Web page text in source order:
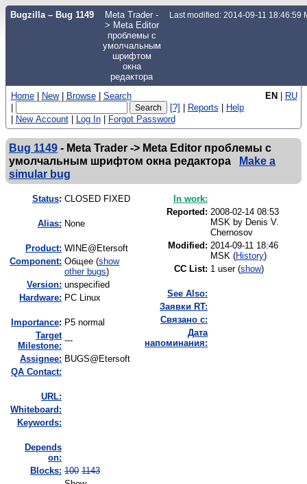
Bugzilla – Bug 1149
Meta Trader -
> Meta Editor
проблемы с
умолчальным
шрифтом
окна
редактора
Last modified: 2014-09-11 18:46:59
EN | RU
Home | New | Browse | Search
|
[?] | Reports | Help
| New Account | Log In | Forgot Password
Bug 1149 - Meta Trader -> Meta Editor проблемы с
умолчальным шрифтом окна редактора
Make a
simular bug
Status: CLOSED FIXED
Alias: None
Product: WINE@Etersoft
Component: Общее (show
other bugs)
Version: unspecified
Hardware: PC Linux
mportance: P5 normal
Target
Milestone:
---
Assignee: BUGS@Etersoft
QA Contact:
URL:
Whiteboard:
Keywords:
Depends
on:
Blocks: 100 1143
In work:
Reported: 2008-02-14 08:53
MSK by Denis V.
Chernosov
Modified: 2014-09-11 18:46
MSK (History)
CC List: 1 user (show)
See Also:
Заявки RT:
Связано с:
Дата
напоминания: